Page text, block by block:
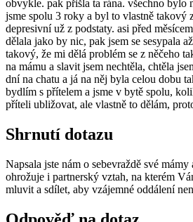
obvykle. pak přišla ta rána. všechno bylo
jsme spolu 3 roky a byl to vlastně takový
depresivní už z podstaty. asi před
dělala jako by nic, pak jsem se sesypala
takový, že mi dělá problém se z něčeho
na mámu a slavit jsem nechtěla, chtěla
dní na chatu a já na něj byla celou dobu
bydlím s přítelem a jsme v bytě spolu,
příteli ubližovat, ale vlastně to dělám,
Shrnutí dotazu
Napsala jste nám o sebevraždě své
ohrožuje i partnerský vztah, na kterém
mluvit a sdílet, aby vzájemné oddálení